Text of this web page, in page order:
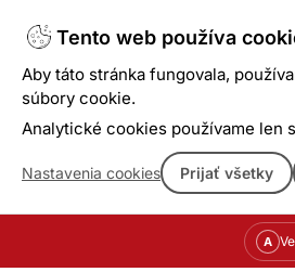
Tento web používa
Aby táto stránka fungovala,
súbory cookie.
Analytické cookies používame len
Nastavenia cookies Prijať všetky
A